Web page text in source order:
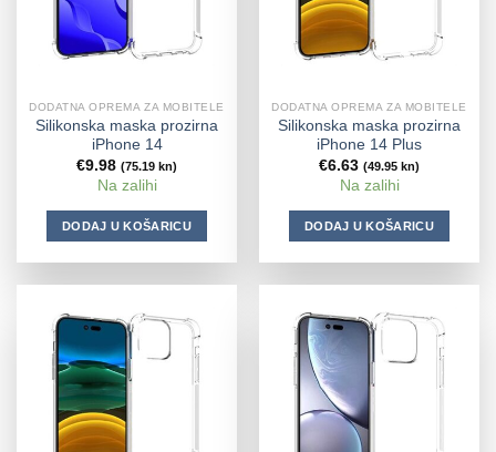
DODATNA OPREMA ZA MOBITELE
Silikonska maska prozirna
iPhone 14
€9.98 (75.19 kn)
Na zalihi
DODAJ U KOŠARICU
DODATNA OPREMA ZA MOBITELE
Silikonska maska prozirna
iPhone 14 Plus
€6.63 (49.95 kn)
Na zalihi
DODAJ U KOŠARICU